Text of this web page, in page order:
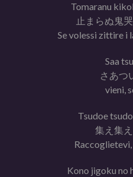
Tomaranu
止まらぬ鬼
Se volessi zittire i
Saa
さあつ
vieni,
Tsudoe
集え集
Kono jigoku no